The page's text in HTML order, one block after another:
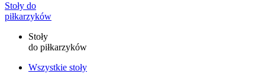
Stoły do
piłkarzyków
Stoły
do piłkarzyków
Wszystkie stoły